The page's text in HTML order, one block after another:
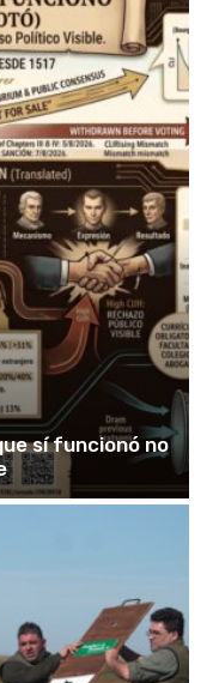
sí funcionó no